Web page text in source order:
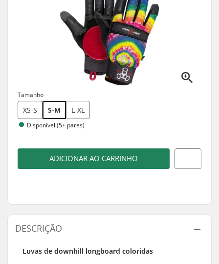
Tamanho
XS-S S-M L-XL
Disponível (5+ pares)
ADICIONAR AO CARRINHO
DESCRIÇÃO
Luvas de downhill longboard coloridas